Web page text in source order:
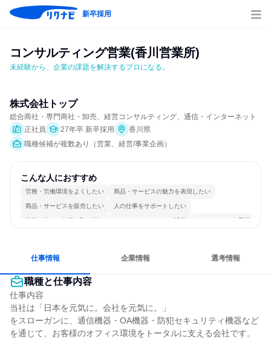
新卒採用
コンサルティング営業(香川営業所)
未経験から、企業の課題を解決するプロになる。
株式会社トップ
総合商社・専門商社・卸売、経営コンサルティング、通信・インターネット
正社員
27年卒 新卒採用
香川県
職種候補が複数あり（営業、経営/事業企画）
こんな人におすすめ
労務・労働環境をよくしたい 商品・サービスの魅力を表現したい
商品・サービスを販売したい 人の仕事をサポートしたい
情熱を持って仕事に取り組む コミュニケーションが活発 チームワークを重視
仕事情報 企業情報 選考情報
職種と仕事内容
仕事内容
当社は「日本を元気に。会社を元気に。」
をスローガンに、通信機器・OA機器・防犯セキュリティ機器など
を通じて、お客様のオフィス環境をトータルに支える会社です。